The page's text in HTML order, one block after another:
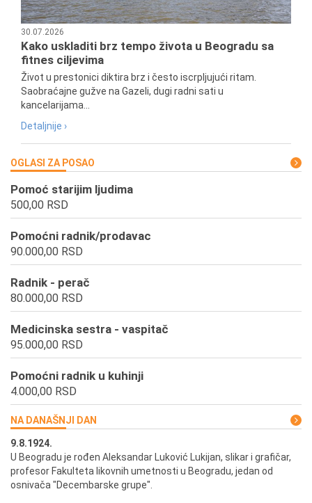
30.07.2026
Kako uskladiti brz tempo života u Beogradu sa
fitnes ciljevima
Život u prestonici diktira brz i često iscrpljujući ritam.
Saobraćajne gužve na Gazeli, dugi radni sati u
kancelarijama...
Detaljnije ›
OGLASI ZA POSAO
Pomoć starijim ljudima
500,00 RSD
Pomoćni radnik/prodavac
90.000,00 RSD
Radnik - perač
80.000,00 RSD
Medicinska sestra - vaspitač
95.000,00 RSD
Pomoćni radnik u kuhinji
4.000,00 RSD
NA DANAŠNJI DAN
9.8.1924.
U Beogradu je rođen Aleksandar Luković Lukijan, slikar i grafičar,
profesor Fakulteta likovnih umetnosti u Beogradu, jedan od
osnivača "Decembarske grupe".